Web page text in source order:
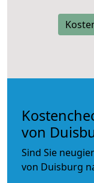
von
Sind Sie
von Duisburg